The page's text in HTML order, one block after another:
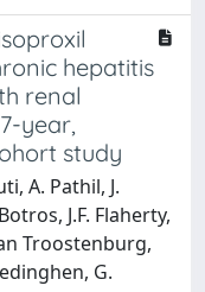
hepatitis
renal
year,
study
A. Pathil, J.
J.F. Flaherty,
Troostenburg,
G.